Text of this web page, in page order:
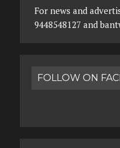
For news and
9448548127 and
FOLLOW ON